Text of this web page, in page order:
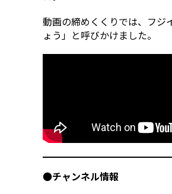
動画の締めくくりでは、フジ
ょう」と呼びかけました。
●チャンネル情報